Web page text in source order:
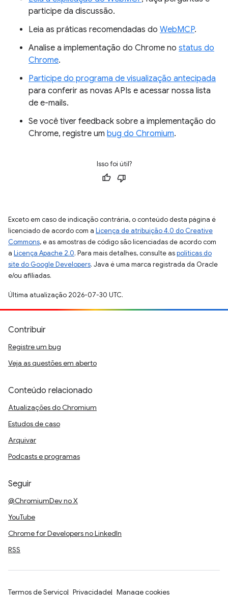
participe da discussão.
Leia as práticas recomendadas do WebMCP.
Analise a implementação do Chrome no status do
Chrome.
Participe do programa de visualização antecipada
para conferir as novas APIs e acessar nossa lista
de e-mails.
Se você tiver feedback sobre a implementação do
Chrome, registre um bug do Chromium.
Isso foi útil?
Exceto em caso de indicação contrária, o conteúdo desta página é
licenciado de acordo com a Licença de atribuição 4.0 do Creative
Commons, e as amostras de código são licenciadas de acordo com
a Licença Apache 2.0. Para mais detalhes, consulte aspolíticas do
site do Google Developers. Java é uma marca registrada da Oracle
e/ou afiliadas.
Última atualização 2026-07-30 UTC.
Contribuir
Registre um bug
Veja as questões em aberto
Conteúdo relacionado
Atualizações do Chromium
Estudos de caso
Arquivar
Podcasts e programas
Seguir
@ChromiumDev no X
YouTube
Chrome for Developers no LinkedIn
RSS
Termos de Serviço Privacidade Manage cookies